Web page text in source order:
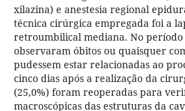
xilazina) e anestesia regional
técnica cirúrgica empregada foi a
retroumbilical mediana. No período
observaram óbitos ou quaisquer
pudessem estar relacionadas ao
cinco dias após a realização da
(25,0%) foram reoperadas para
macroscópicas das estruturas da